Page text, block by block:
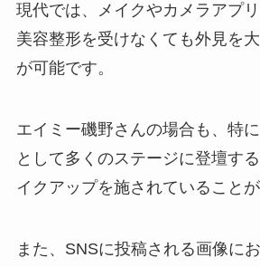
現代では、メイクやカメラアプリ
美容整形を受けなくても外見を
が可能です。
エイミー磯野さんの場合も、特
として多くのステージに登壇す
イクアップを施されていることが
また、SNSに投稿される画像に